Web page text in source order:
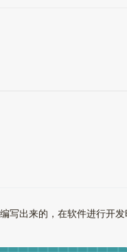
写出来的，在软件进行开